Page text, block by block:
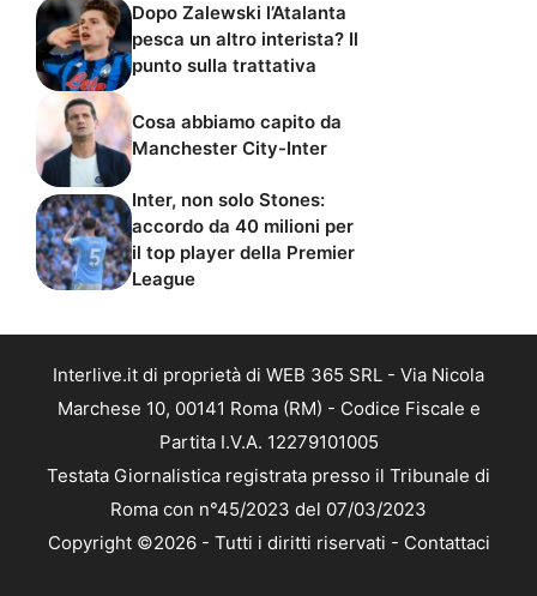
Dopo Zalewski l’Atalanta
pesca un altro interista? Il
punto sulla trattativa
Cosa abbiamo capito da
Manchester City-Inter
Inter, non solo Stones:
accordo da 40 milioni per
il top player della Premier
League
Interlive.it di proprietà di WEB 365 SRL - Via Nicola
Marchese 10, 00141 Roma (RM) - Codice Fiscale e
Partita I.V.A. 12279101005
Testata Giornalistica registrata presso il Tribunale di
Roma con n°45/2023 del 07/03/2023
Copyright ©2026 - Tutti i diritti riservati - Contattaci